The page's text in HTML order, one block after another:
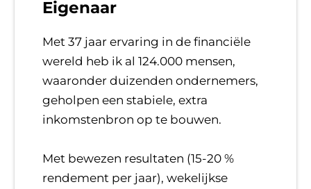
Eigenaar
Met 37 jaar ervaring in de financiële
wereld heb ik al 124.000 mensen,
waaronder duizenden ondernemers,
geholpen een stabiele, extra
inkomstenbron op te bouwen.
​Met bewezen resultaten (15-20 %
rendement per jaar), wekelijkse